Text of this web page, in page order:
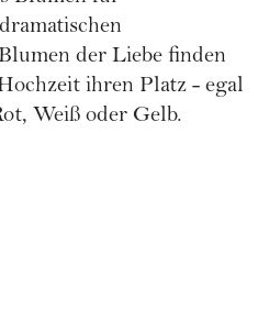
der Liebe finden
ihren Platz - egal
Weiß oder Gelb.